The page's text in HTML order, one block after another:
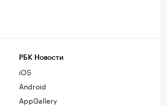
РБК Новости
iOS
Android
AppGallery